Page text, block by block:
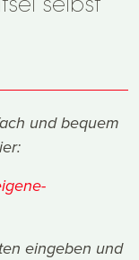
und bequem
eingeben und